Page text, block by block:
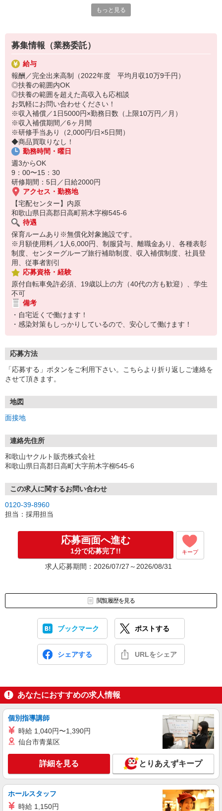
何よりママのすぐそばで過ごせる環境が、
お子様の安心感につながるはず。
商品を通じてお客さまとふれあう楽しさ、健康的な生活にお役立ち
す！
〜ヤクルトスタッフの1日〜
2児の母として仕事と家庭の両立をしているHさん。
実際のワークスタイルを、一例としてご紹介いたします！
※時間は地域によって異なります。
8:10 保育所にお子さまをお預け
8:20 宅配センターに到着、お届けの準備
8:30 朝礼が終わったら出発
13:00 お届け修了、翌日準備、集計作業
14:30お仕事修了
保育所にお子さまを迎えに行って帰宅
☆ココがPoint☆
・職場の近くに保育所（保育園、幼稚園、託児所）があるから、送
り迎えの時間の心配がいりません！
・家事・夕食の支度なども余裕をもってできます！
もっと見る
募集情報（業務委託）
給与
報酬／完全出来高制（2022年度 平均月収10万9千円）
◎扶養の範囲内OK
◎扶養の範囲を超えた高収入も応相談
お気軽にお問い合わせください！
※収入補償／1日5000円×勤務日数（上限10万円／月）
※収入補償期間／6ヶ月間
※研修手当あり（2,000円/日×5日間）
◆商品買取りなし！
勤務時間・曜日
週3からOK
9：00〜15：30
研修期間：5日／日給2000円
アクセス・勤務地
【宅配センター】内原
和歌山県日高郡日高町荊木字柳545-6
待遇
保育ルームあり※無償化対象施設です。
※月額使用料／1人6,000円、制服貸与、離職金あり、各種表彰
制度、センターグループ旅行補助制度、収入補償制度、社員登
用、従事者割引
応募資格・経験
原付自転車免許必須、19歳以上の方（40代の方も歓迎）、学生
不可
備考
・自宅近くで働けます！
・感染対策もしっかりしているので、安心して働けます！
応募方法
「応募する」ボタンをご利用下さい。こちらより折り返しご連絡を
させて頂きます。
地図
面接地
連絡先住所
和歌山ヤクルト販売株式会社
和歌山県日高郡日高町大字荊木字柳545-6
この求人に関するお問い合わせ
0120-39-8960
担当：採用担当
応募画面へ進む
1分で応募完了!! キープ
求人応募期間：2026/07/27～2026/08/31
閲覧履歴を見る
ブックマーク ポストする
シェアする URLをシェア
あなたにおすすめの求人情報
個別指導講師
時給 1,040円〜1,390円
仙台市青葉区
詳細を見る とりあえずキープ
ホールスタッフ
時給 1,150円